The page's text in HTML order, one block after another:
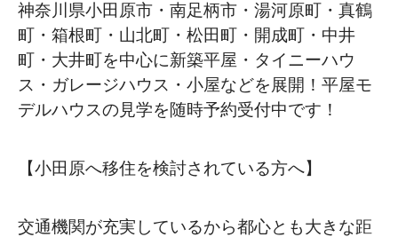
神奈川県小田原市・南足柄市・湯河原町・真鶴
町・箱根町・山北町・松田町・開成町・中井
町・大井町を中心に新築平屋・タイニーハウ
ス・ガレージハウス・小屋などを展開！平屋モ
デルハウスの見学を随時予約受付中です！
【小田原へ移住を検討されている方へ】
交通機関が充実しているから都心とも大きな距